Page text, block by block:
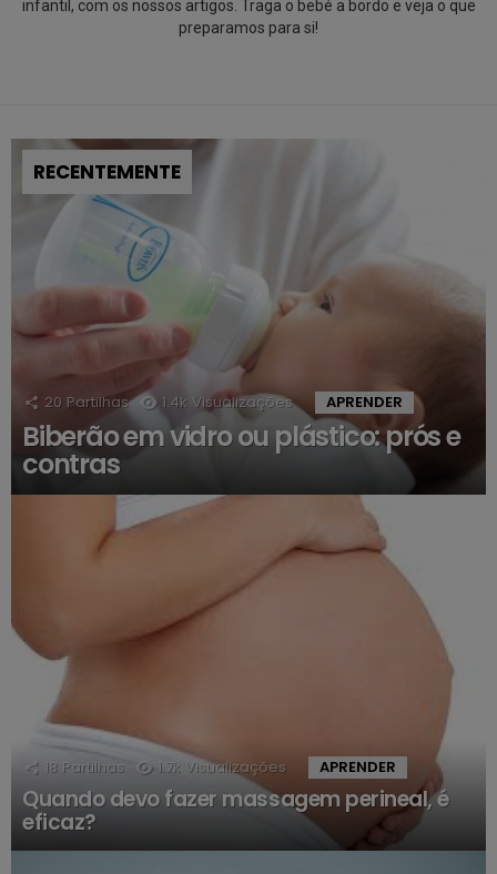
infantil, com os nossos artigos. Traga o bebé a bordo e veja o que
preparamos para si!
RECENTEMENTE
20 Partilhas 1.4k Visualizações APRENDER
Biberão em vidro ou plástico: prós e
contras
18 Partilhas 1.7k Visualizações APRENDER
Quando devo fazer massagem perineal, é
eficaz?